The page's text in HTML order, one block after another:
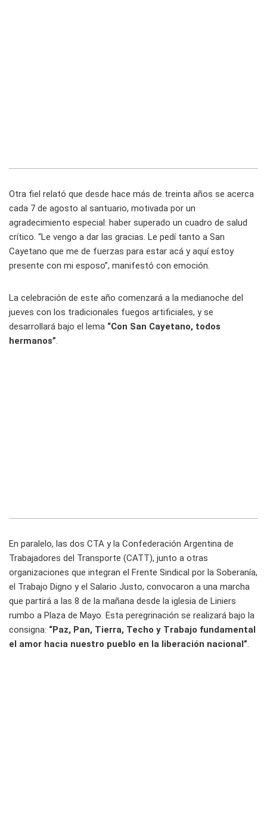
Otra fiel relató que desde hace más de treinta años se acerca
cada 7 de agosto al santuario, motivada por un
agradecimiento especial: haber superado un cuadro de salud
crítico. “Le vengo a dar las gracias. Le pedí tanto a San
Cayetano que me de fuerzas para estar acá y aquí estoy
presente con mi esposo”, manifestó con emoción.
La celebración de este año comenzará a la medianoche del
jueves con los tradicionales fuegos artificiales, y se
desarrollará bajo el lema “Con San Cayetano, todos
hermanos”.
En paralelo, las dos CTA y la Confederación Argentina de
Trabajadores del Transporte (CATT), junto a otras
organizaciones que integran el Frente Sindical por la Soberanía,
el Trabajo Digno y el Salario Justo, convocaron a una marcha
que partirá a las 8 de la mañana desde la iglesia de Liniers
rumbo a Plaza de Mayo. Esta peregrinación se realizará bajo la
consigna: “Paz, Pan, Tierra, Techo y Trabajo fundamental
el amor hacia nuestro pueblo en la liberación nacional”.